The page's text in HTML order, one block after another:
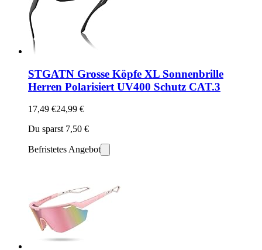
STGATN Grosse Köpfe XL Sonnenbrille
Herren Polarisiert UV400 Schutz CAT.3
17,49 €24,99 €
Du sparst 7,50 €
Befristetes Angebot